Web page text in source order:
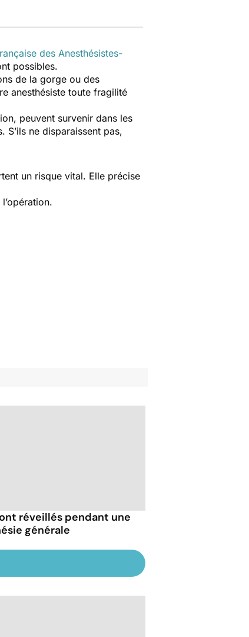
des Anesthésistes-
possibles.
de la gorge ou des
anesthésiste toute fragilité
peuvent survenir dans les
S’ils ne disparaissent pas,
un risque vital. Elle précise
réveillés pendant une
générale